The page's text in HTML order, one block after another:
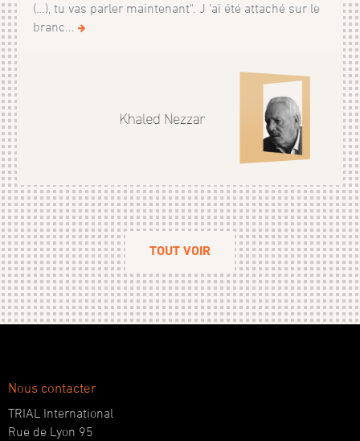
(…), tu vas parler maintenant". J 'ai été attaché sur le
branc...
TOUT VOIR
Nous contacter
TRIAL International
Rue de Lyon 95